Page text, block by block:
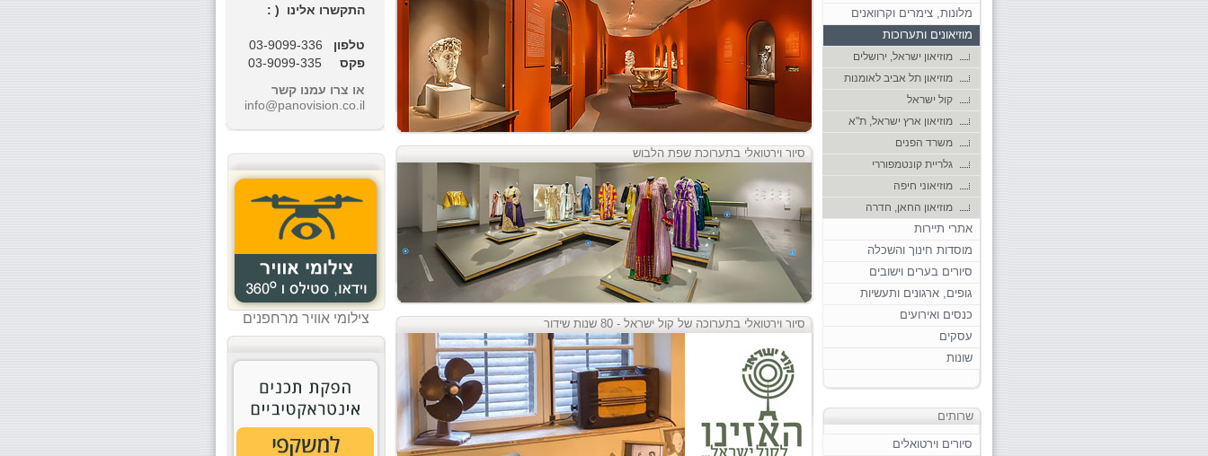
מלונות, צימרים וקרוואנים
מוזיאונים ותערוכות
מוזיאון ישראל, ירושלים
מוזיאון תל אביב לאומנות
קול ישראל
מוזיאון ארץ ישראל, ת"א
משרד הפנים
גלריית קונטמפוררי
מוזיאוני חיפה
מוזיאון החאן, חדרה
אתרי תיירות
מוסדות חינוך והשכלה
סיורים בערים וישובים
גופים, ארגונים ותעשיות
כנסים ואירועים
עסקים
שונות
שרותים
סיורים וירטואלים
סיור וירטואלי בתערוכת שפת הלבוש
סיור וירטואלי בתערוכה של קול ישראל - 80 שנות שידור
התקשרו אלינו ( :
טלפון
03-9099-336
פקס
03-9099-335
או צרו עמנו קשר
info@panovision.co.il
צילומי אוויר מרחפנים